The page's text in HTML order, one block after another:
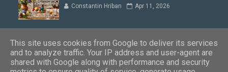
Constantin Hriban Apr 11, 2026
Blogul lui Constantin Copyright © 2012 - 2026. Toate drepturile
This site uses cookies from Google to deliver its services
and to analyze traffic. Your IP address and user-agent are
shared with Google along with performance and security